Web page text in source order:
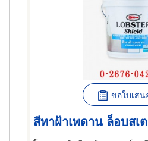
ขอใบเสน
สีทาฝ้าเพดาน ล็อบสเ